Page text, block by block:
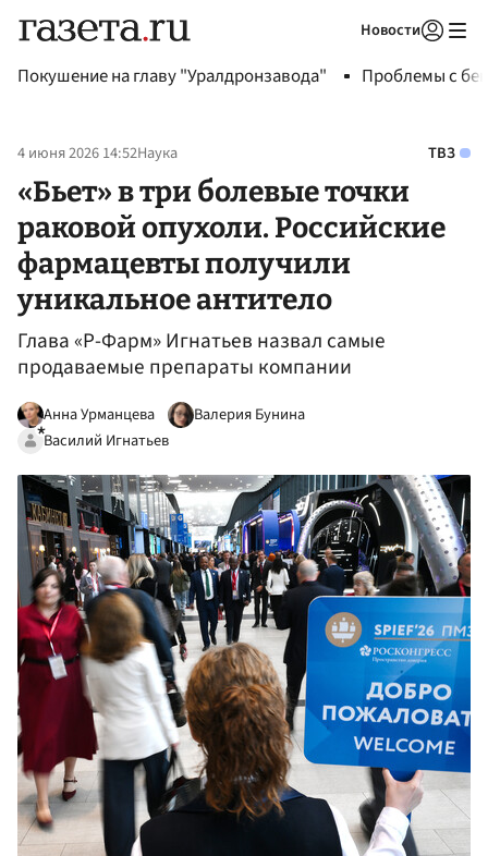
Новости
Покушение на главу "Уралдронзавода" Проблемы с
4 июня 2026 14:52Наука ТВЗ
«Бьет» в три болевые точки
раковой опухоли. Российские
фармацевты получили
уникальное антитело
Глава «Р-Фарм» Игнатьев назвал самые
продаваемые препараты компании
Анна Урманцева
Валерия Бунина
Василий Игнатьев